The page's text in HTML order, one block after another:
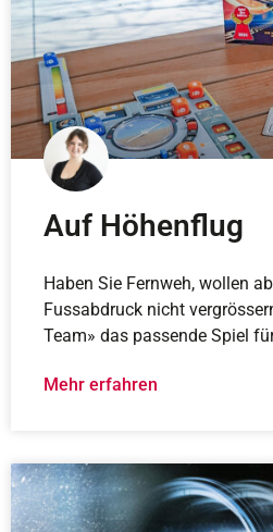
Auf Höhenflug
Haben Sie Fernweh, wollen
Fussabdruck nicht
Team» das passende Spiel
Mehr erfahren